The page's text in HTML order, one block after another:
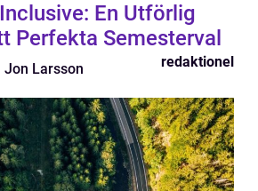
En Utförlig
Perfekta Semesterval
Jon Larsson redaktionel